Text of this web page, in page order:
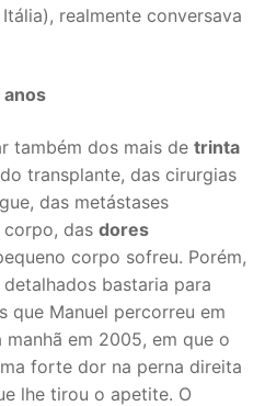
realmente conversava
anos
também dos mais de trinta
transplante, das cirurgias
das metástases
das dores
corpo sofreu. Porém,
bastaria para
que Manuel percorreu em
em 2005, em que o
forte dor na perna direita
lhe tirou o apetite. O